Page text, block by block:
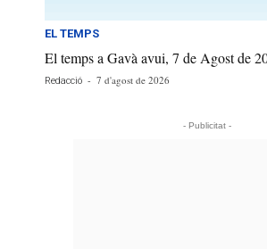
EL TEMPS
El temps a Gavà avui, 7 de Agost de
Redacció - 7 d'agost de 2026
- Publicitat -